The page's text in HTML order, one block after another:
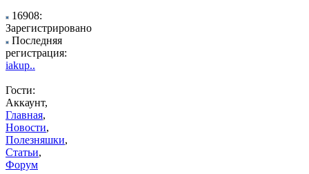
16908:
Зарегистрировано
Последняя
регистрация:
iakup..
Гости:
Аккаунт,
Главная,
Новости,
Полезняшки,
Статьи,
Форум